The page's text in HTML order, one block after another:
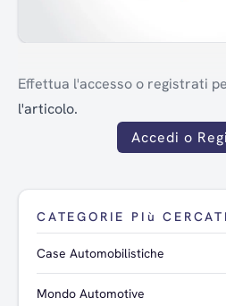
Effettua l'accesso o registrati
l'articolo.
Accedi o
CATEGORIE PIù
Case Automobilistiche
Mondo Automotive